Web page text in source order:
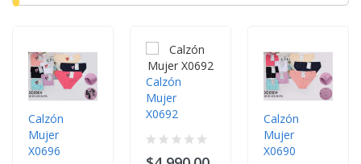
Calzón
Mujer
X0696
Calzón
Mujer
X0692
Calzón
Mujer
X0690